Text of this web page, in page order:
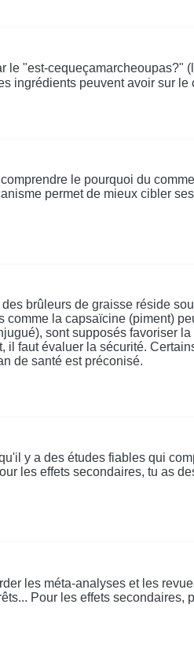
"est-cequeçamarcheoupas?"
peuvent avoir sur
le pourquoi du
permet de mieux cibler
brûleurs de graisse réside
la capsaïcine (piment)
sont supposés favoriser
faut évaluer la sécurité.
de santé est préconisé.
y a des études fiables qui
les effets secondaires, tu as
les méta-analyses et les
Pour les effets